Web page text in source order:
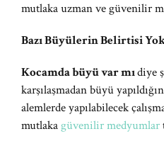
mutlaka uzman ve güvenilir
Bazı Büyülerin Belirtisi
Kocamda büyü var mıdiye
karşılaşmadan büyü
alemlerde yapılabilecek
mutlaka güvenilir medyumlar